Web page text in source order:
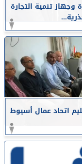
وجهاز تنمية التجارة
اتحاد عمال أسيوط